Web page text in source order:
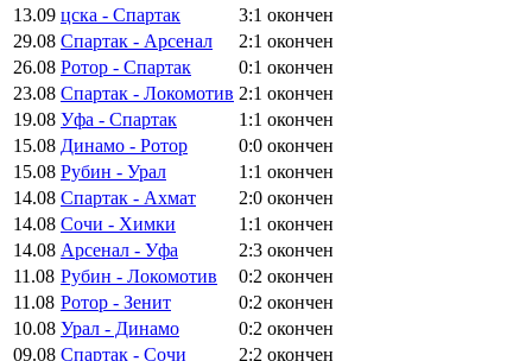
13.09 цска - Спартак 3:1 окончен
29.08 Спартак - Арсенал 2:1 окончен
26.08 Ротор - Спартак 0:1 окончен
23.08 Спартак - Локомотив 2:1 окончен
19.08 Уфа - Спартак 1:1 окончен
15.08 Динамо - Ротор 0:0 окончен
15.08 Рубин - Урал 1:1 окончен
14.08 Спартак - Ахмат 2:0 окончен
14.08 Сочи - Химки 1:1 окончен
14.08 Арсенал - Уфа 2:3 окончен
11.08 Рубин - Локомотив 0:2 окончен
11.08 Ротор - Зенит 0:2 окончен
10.08 Урал - Динамо 0:2 окончен
09.08 Спартак - Сочи 2:2 окончен